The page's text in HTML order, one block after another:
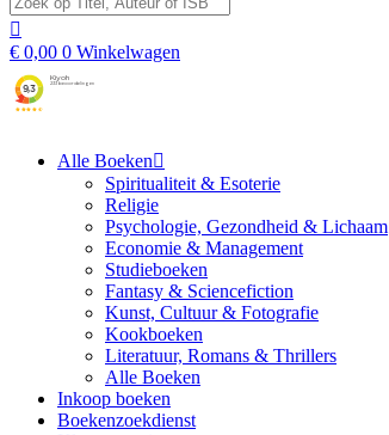
€ 0,00 0 Winkelwagen
Alle Boeken
Spiritualiteit & Esoterie
Religie
Psychologie, Gezondheid & Lichaam
Economie & Management
Studieboeken
Fantasy & Sciencefiction
Kunst, Cultuur & Fotografie
Kookboeken
Literatuur, Romans & Thrillers
Alle Boeken
Inkoop boeken
Boekenzoekdienst